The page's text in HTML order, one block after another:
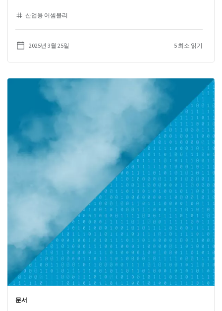
산업용 어셈블리
2025년 3월 25일 5 최소 읽기
문서